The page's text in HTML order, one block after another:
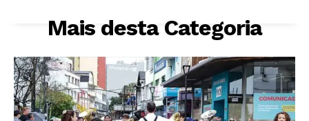
Mais desta Categoria